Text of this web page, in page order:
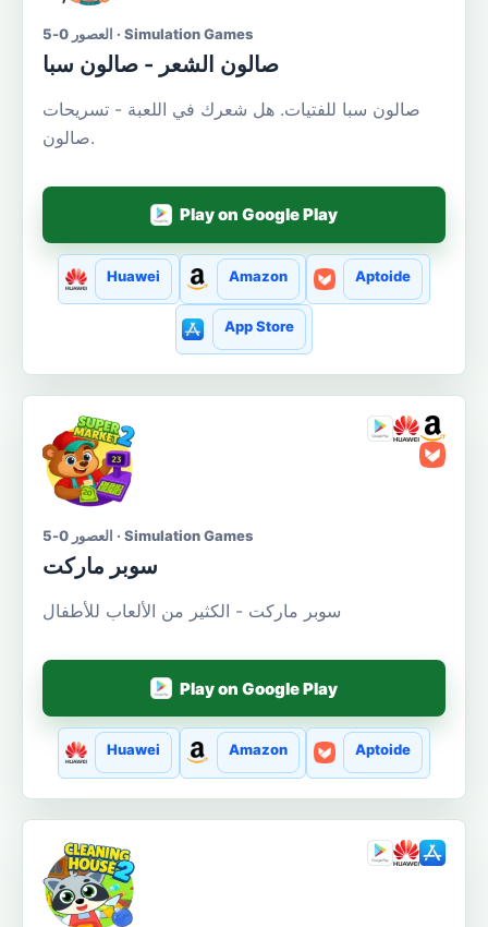
العصور 0-5 · Simulation Games
صالون الشعر - صالون سبا
صالون سبا للفتيات. هل شعرك في اللعبة - تسريحات
صالون.
Play on Google Play
Huawei Amazon Aptoide
App Store
العصور 0-5 · Simulation Games
سوبر ماركت
سوبر ماركت - الكثير من الألعاب للأطفال
Play on Google Play
Huawei Amazon Aptoide